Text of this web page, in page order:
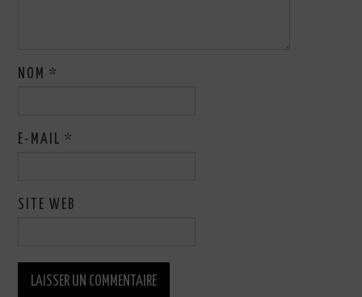
NOM*
E-MAIL*
SITE WEB